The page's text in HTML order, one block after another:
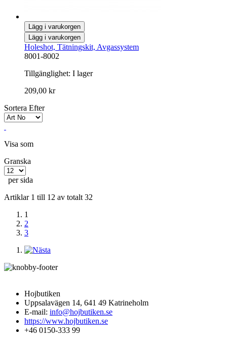
Lägg i varukorgen
Lägg i varukorgen
Holeshot, Tätningskit, Avgassystem
8001-8002
Tillgänglighet: I lager
209,00 kr
Sortera Efter
Visa som
Granska
per sida
Artiklar 1 till 12 av totalt 32
1
2
3
Hojbutiken
Uppsalavägen 14, 641 49 Katrineholm
E-mail: info@hojbutiken.se
https://www.hojbutiken.se
+46 0150-333 99